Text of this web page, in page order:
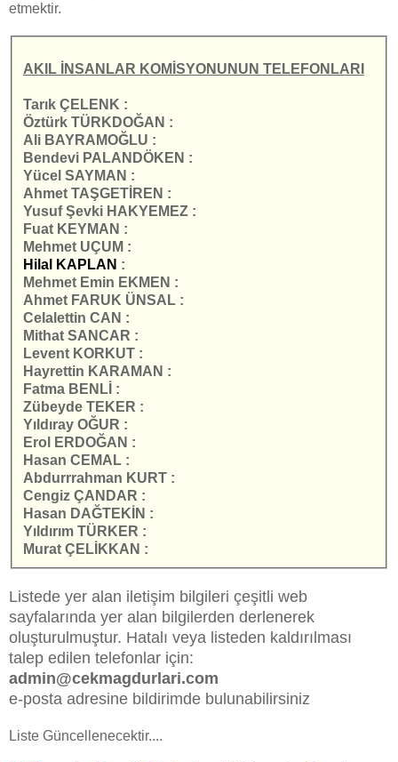
etmektir.
AKIL İNSANLAR KOMİSYONUNUN TELEFONLARI
Tarık ÇELENK :
Öztürk TÜRKDOĞAN :
Ali BAYRAMOĞLU :
Bendevi PALANDÖKEN :
Yücel SAYMAN :
Ahmet TAŞGETİREN :
Yusuf Şevki HAKYEMEZ :
Fuat KEYMAN :
Mehmet UÇUM :
Hilal KAPLAN :
Mehmet Emin EKMEN :
Ahmet FARUK ÜNSAL :
Celalettin CAN :
Mithat SANCAR :
Levent KORKUT :
Hayrettin KARAMAN :
Fatma BENLİ :
Zübeyde TEKER :
Yıldıray OĞUR :
Erol ERDOĞAN :
Hasan CEMAL :
Abdurrrahman KURT :
Cengiz ÇANDAR :
Hasan DAĞTEKİN :
Yıldırım TÜRKER :
Murat ÇELİKKAN :
Listede yer alan iletişim bilgileri çeşitli web
sayfalarında yer alan bilgilerden derlenerek
oluşturulmuştur. Hatalı veya listeden kaldırılması
talep edilen telefonlar için:
admin@cekmagdurlari.com
e-posta adresine bildirimde bulunabilirsiniz
Liste Güncellenecektir....